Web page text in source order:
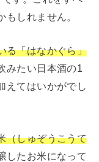
しれません。
る「はなかぐら」
みたい日本酒の1
えてはいかがでし
（しゅぞうこうて
したお米になって